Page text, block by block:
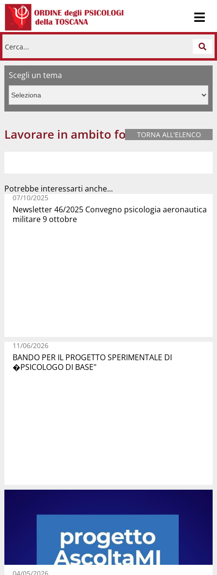
Cerca...
Scegli un tema
Lavorare in ambito forenseTORNA ALL'ELENCO
Potrebbe interessarti anche...
07/10/2025
Newsletter 46/2025 Convegno psicologia aeronautica
militare 9 ottobre
11/06/2026
BANDO PER IL PROGETTO SPERIMENTALE DI
�PSICOLOGO DI BASE"